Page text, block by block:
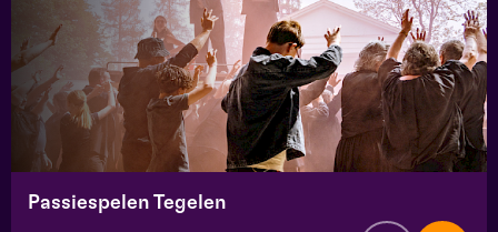
Passiespelen Tegelen